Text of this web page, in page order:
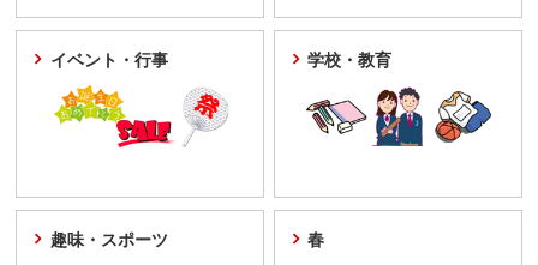
イベント・行事 学校・教育
趣味・スポーツ 春